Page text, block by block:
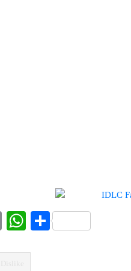
EmailWhatsApp
Share